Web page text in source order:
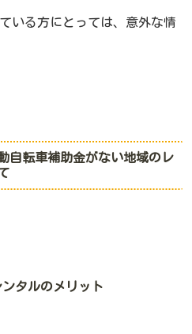
いる方にとっては、意外な情
自転車補助金がない地域のレ
タルのメリット